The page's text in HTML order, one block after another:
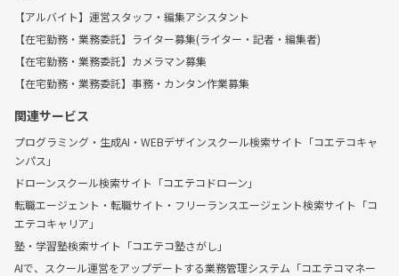
【アルバイト】運営スタッフ・編集アシスタント
【在宅勤務・業務委託】ライター募集(ライター・記者・編集者)
【在宅勤務・業務委託】カメラマン募集
【在宅勤務・業務委託】事務・カンタン作業募集
関連サービス
プログラミング・生成AI・WEBデザインスクール検索サイト「コエテコキャ
ンパス」
ドローンスクール検索サイト「コエテコドローン」
転職エージェント・転職サイト・フリーランスエージェント検索サイト「コ
エテコキャリア」
塾・学習塾検索サイト「コエテコ塾さがし」
AIで、スクール運営をアップデートする業務管理システム「コエテコマネー